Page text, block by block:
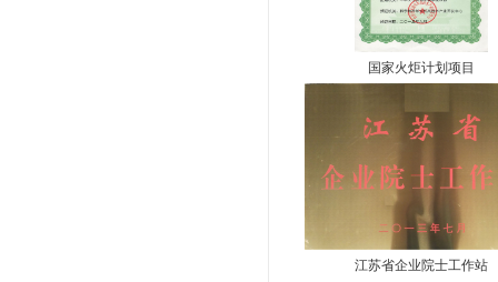
国家火炬计划项目
江苏省企业院士工作站